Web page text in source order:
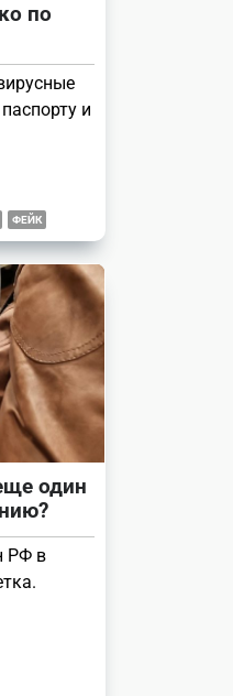
по
и
ФЕЙК
один
РФ в